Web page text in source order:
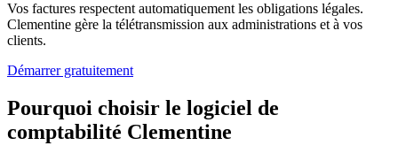
Vos factures respectent automatiquement les obligations légales.
Clementine gère la télétransmission aux administrations et à vos
clients.
Démarrer gratuitement
Pourquoi choisir le logiciel de
comptabilité Clementine